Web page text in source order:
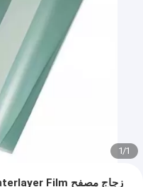
1
/
1
زجاج مصفح PVB Interlayer Film المعماري 0.38 مم شفاف